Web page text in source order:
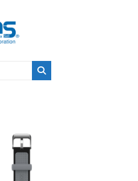
商品｜株式会社
商品には、日本では珍しい「海外ブ
「機能的な商品」「コストパフォー
〔オッタ